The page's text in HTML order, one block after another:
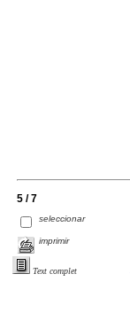
5 / 7
seleccionar
imprimir
Text complet